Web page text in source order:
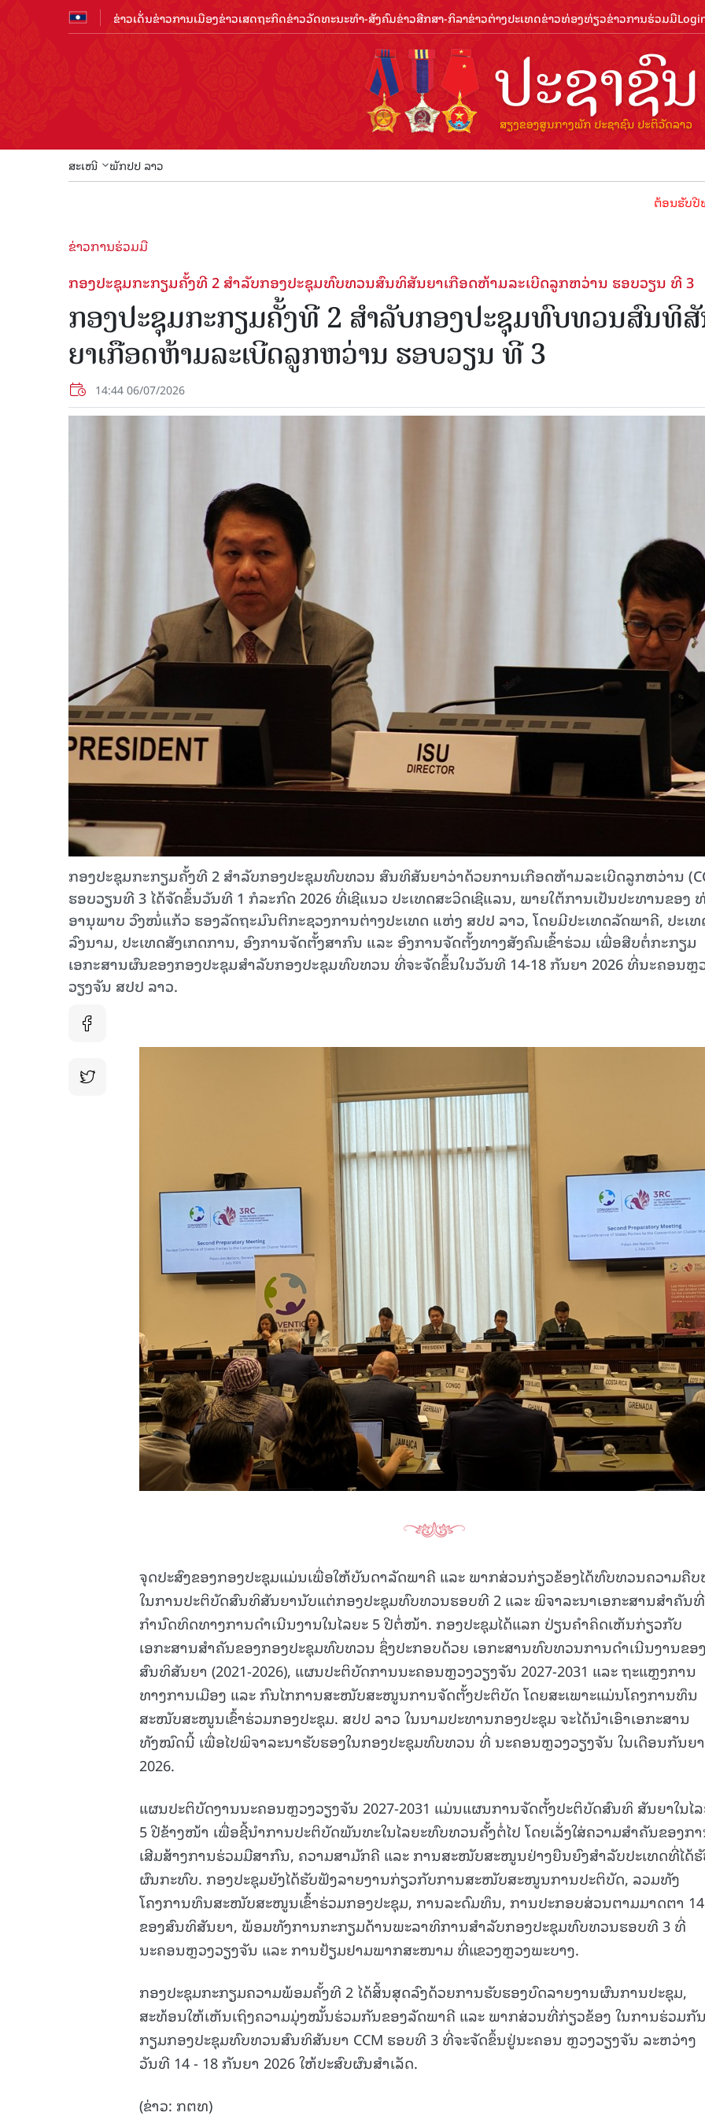
ຂ່າວເດັ່ນຂ່າວການເມືອງຂ່າວເສດຖະກິດຂ່າວວັດທະນະທຳ-ສັງຄົມຂ່າວສືກສາ-ກິລາຂ່າວຕ່າງປະເທດຂ່າວທ່ອງທ່ຽວຂ່າວການຮ່ວມມື
ສະເໜີ ພັກປປ ລາວ
ຕ້ອນຮັບປີທ່ອງທ່ຽ
ຂ່າວການຮ່ວມມື
ກອງປະຊຸມກະກຽມຄັ້ງທີ 2 ສໍາລັບກອງປະຊຸມທົບທວນສົນທິສັນຍາເກືອດຫ້າມລະເບີດລູກຫວ່ານ ຮອບວຽນ ທີ 3
ກອງປະຊຸມກະກຽມຄັ້ງທີ 2 ສໍາລັບກອງປະຊຸມທົບທວນສົນທິ
ຍາເກືອດຫ້າມລະເບີດລູກຫວ່ານ ຮອບວຽນ ທີ 3
14:44 06/07/2026
ກອງປະຊຸມກະກຽມຄັ້ງທີ 2 ສໍາລັບກອງປະຊຸມທົບທວນ ສົນທິສັນຍາວ່າດ້ວຍການເກືອດຫ້າມລະເບີດລູກຫວ່ານ
ຮອບວຽນທີ 3 ໄດ້ຈັດຂຶ້ນວັນທີ 1 ກໍລະກົດ 2026 ທີ່ເຊີແນວ ປະເທດສະວິດເຊີແລນ, ພາຍໃຕ້ການເປັນປະທານຂອງ
ອານຸພາບ ວົງໜໍ່ແກ້ວ ຮອງລັດຖະມົນຕີກະຊວງການຕ່າງປະເທດ ແຫ່ງ ສປປ ລາວ, ໂດຍມີປະເທດລັດພາຄີ, ປະເທ
ລົງນາມ, ປະເທດສັງເກດການ, ອົງການຈັດຕັ້ງສາກົນ ແລະ ອົງການຈັດຕັ້ງທາງສັງຄົມເຂົ້າຮ່ວມ ເພື່ອສືບຕໍ່ກະກຽມ
ເອກະສານຜົນຂອງກອງປະຊຸມສຳລັບກອງປະຊຸມທົບທວນ ທີ່ຈະຈັດຂຶ້ນໃນວັນທີ 14-18 ກັນຍາ 2026 ທີ່ນະຄອນຫຼ
ວຽງຈັນ ສປປ ລາວ.
ຈຸດປະສົງຂອງກອງປະຊຸມແມ່ນເພື່ອໃຫ້ບັນດາລັດພາຄີ ແລະ ພາກສ່ວນກ່ຽວຂ້ອງໄດ້ທົບທວນຄວາມຄື
ໃນການປະຕິບັດສົນທິສັນຍານັບແຕ່ກອງປະຊຸມທົບທວນຮອບທີ 2 ແລະ ພິຈາລະນາເອກະສານສໍາຄັນ
ກຳນົດທິດທາງການດຳເນີນງານໃນໄລຍະ 5 ປີຕໍ່ໜ້າ. ກອງປະຊຸມໄດ້ແລກ ປ່ຽນຄໍາຄິດເຫັນກ່ຽວກັບ
ເອກະສານສຳຄັນຂອງກອງປະຊຸມທົບທວນ ຊຶ່ງປະກອບດ້ວຍ ເອກະສານທົບທວນການດຳເນີນງານຂອງ
ສົນທິສັນຍາ (2021-2026), ແຜນປະຕິບັດການນະຄອນຫຼວງວຽງຈັນ 2027-2031 ແລະ ຖະແຫຼງການ
ທາງການເມືອງ ແລະ ກົນໄກການສະໜັບສະໜູນການຈັດຕັ້ງປະຕິບັດ ໂດຍສະເພາະແມ່ນໂຄງການທຶນ
ສະໜັບສະໜູນເຂົ້າຮ່ວມກອງປະຊຸມ. ສປປ ລາວ ໃນນາມປະທານກອງປະຊຸມ ຈະໄດ້ນຳເອົາເອກະສານ
ທັງໝົດນີ້ ເພື່ອໄປພິຈາລະນາຮັບຮອງໃນກອງປະຊຸມທົບທວນ ທີ່ ນະຄອນຫຼວງວຽງຈັນ ໃນເດືອນກັນຍາ
2026.
ແຜນປະຕິບັດງານນະຄອນຫຼວງວຽງຈັນ 2027-2031 ແມ່ນແຜນການຈັດຕັ້ງປະຕິບັດສົນທິ ສັນຍາໃນໄ
5 ປີຂ້າງໜ້າ ເພື່ອຊີ້ນໍາການປະຕິບັດພັນທະໃນໄລຍະທົບທວນຄັ້ງຕໍ່ໄປ ໂດຍເລັ່ງໃສ່ຄວາມສໍາຄັນຂອງກ
ເສີມສ້າງການຮ່ວມມືສາກົນ, ຄວາມສາມັກຄີ ແລະ ການສະໜັບສະໜູນຢ່າງຍືນຍົງສຳລັບປະເທດທີ່ໄດ້
ຜົນກະທົບ. ກອງປະຊຸມຍັງໄດ້ຮັບຟັງລາຍງານກ່ຽວກັບການສະໜັບສະໜູນການປະຕິບັດ, ລວມທັງ
ໂຄງການທຶນສະໜັບສະໜູນເຂົ້າຮ່ວມກອງປະຊຸມ, ການລະດົມທຶນ, ການປະກອບສ່ວນຕາມມາດຕາ 14
ຂອງສົນທິສັນຍາ, ພ້ອມທັງການກະກຽມດ້ານພະລາທິການສຳລັບກອງປະຊຸມທົບທວນຮອບທີ 3 ທີ່
ນະຄອນຫຼວງວຽງຈັນ ແລະ ການຢ້ຽມຢາມພາກສະໜາມ ທີ່ແຂວງຫຼວງພະບາງ.
ກອງປະຊຸມກະກຽມຄວາມພ້ອມຄັ້ງທີ 2 ໄດ້ສິ້ນສຸດລົງດ້ວຍການຮັບຮອງບົດລາຍງານຜົນການປະຊຸມ,
ສະທ້ອນໃຫ້ເຫັນເຖິງຄວາມມຸ່ງໝັ້ນຮ່ວມກັນຂອງລັດພາຄີ ແລະ ພາກສ່ວນທີ່ກ່ຽວຂ້ອງ ໃນການຮ່ວມກັ
ກຽມກອງປະຊຸມທົບທວນສົນທິສັນຍາ CCM ຮອບທີ 3 ທີ່ຈະຈັດຂຶ້ນຢູ່ນະຄອນ ຫຼວງວຽງຈັນ ລະຫວ່າງ
ວັນທີ 14 - 18 ກັນຍາ 2026 ໃຫ້ປະສົບຜົນສຳເລັດ.
(ຂ່າວ: ກຕທ)